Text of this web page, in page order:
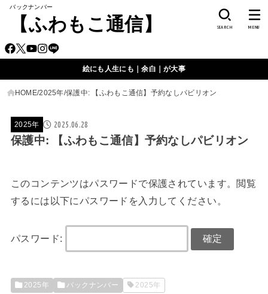
バックナンバー
【ふわもこ通信】 SEARCH MENU
絵にも人生にも｜余白｜が大事
HOME 2025年 保護中: 【ふわもこ通信】予約なしパビリオン
2025年 2025.06.28
保護中: 【ふわもこ通信】予約なしパビリオン
このコンテンツはパスワードで保護されています。閲覧
するには以下にパスワードを入力してください。
パスワード:
2025年 バックナンバー 2025年